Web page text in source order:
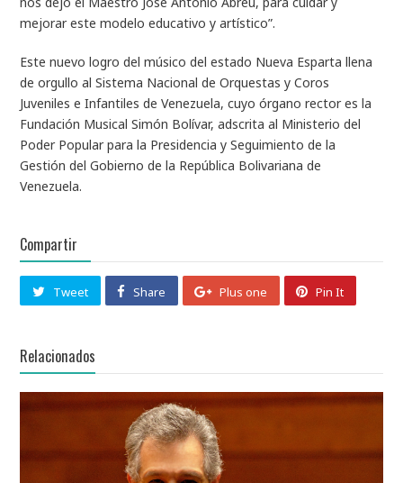
mejorar este modelo educativo y artístico”.
Este nuevo logro del músico del estado Nueva Esparta llena
de orgullo al Sistema Nacional de Orquestas y Coros
Juveniles e Infantiles de Venezuela, cuyo órgano rector es la
Fundación Musical Simón Bolívar, adscrita al Ministerio del
Poder Popular para la Presidencia y Seguimiento de la
Gestión del Gobierno de la República Bolivariana de
Venezuela.
Compartir
Tweet Share Plus one Pin It
Relacionados